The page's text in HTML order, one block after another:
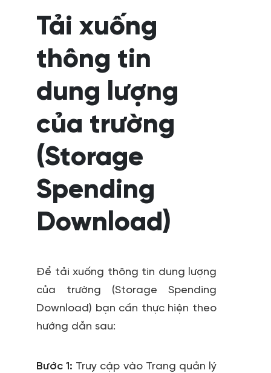
Tải xuống
thông tin
dung lượng
của trường
(Storage
Spending
Download)
Để tải xuống thông tin dung lượng
của trường (Storage Spending
Download) bạn cần thực hiện theo
hướng dẫn sau:
Bước 1: Truy cập vào Trang quản lý